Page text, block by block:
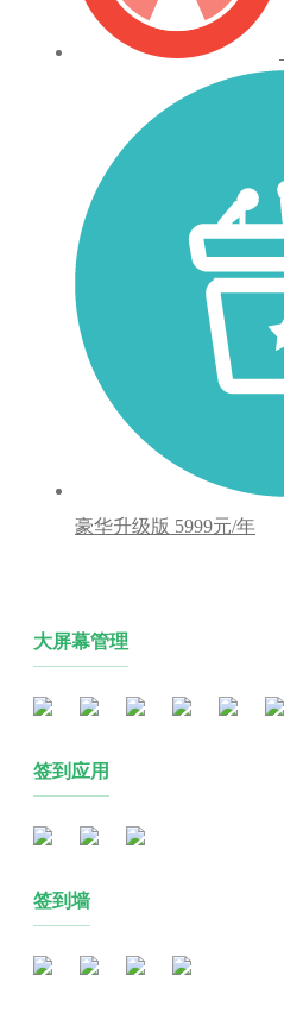
豪华升级版 5999元/年
大屏幕管理
签到应用
签到墙